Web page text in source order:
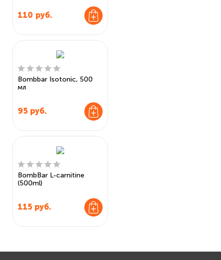
110 руб.
Bombbar Isotonic, 500
мл
95 руб.
BombBar L-carnitine
(500ml)
115 руб.